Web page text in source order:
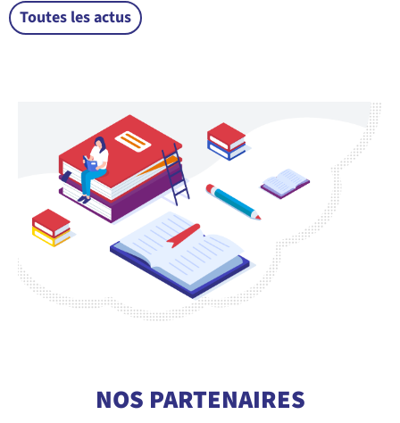
Toutes les actus
VOCABULAIRE DE LA FIBRE
NOS PARTENAIRES